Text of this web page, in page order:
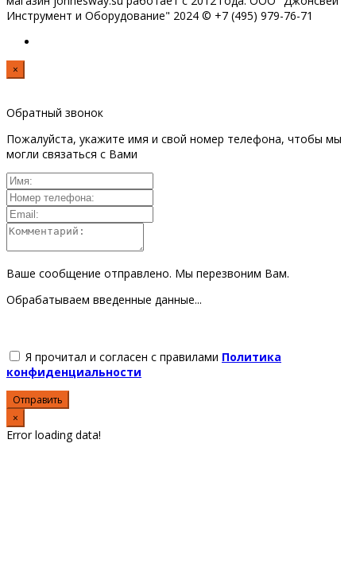
Инструмент и Оборудование" 2024 © +7 (495) 979-76-71
×
Обратный звонок
Пожалуйста, укажите имя и свой номер телефона, чтобы мы
могли связаться с Вами
Ваше сообщение отправлено. Мы перезвоним Вам.
Обрабатываем введенные данные...
Я прочитал и согласен с правилами Политика
конфиденциальности
Отправить
×
Error loading data!